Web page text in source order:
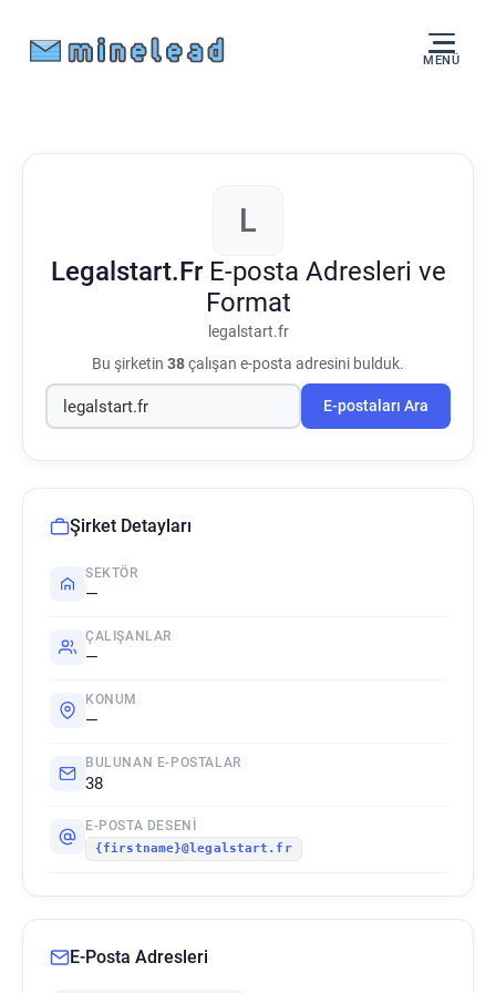
MENÜ
L
Legalstart.Fr E-posta Adresleri ve
Format
legalstart.fr
Bu şirketin 38çalışan e-posta adresini bulduk.
E-postaları Ara
Şirket Detayları
SEKTÖR
—
ÇALIŞANLAR
—
KONUM
—
BULUNAN E-POSTALAR
38
E-POSTA DESENI
{firstname}@legalstart.fr
E-Posta Adresleri